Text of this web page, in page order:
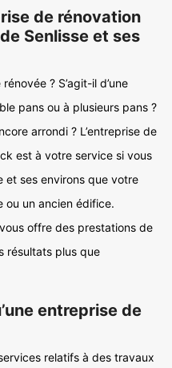
de rénovation
Senlisse et ses
? S’agit-il d’une
pans ou à plusieurs pans ?
arrondi ? L’entreprise de
est à votre service si vous
et ses environs que votre
ou un ancien édifice.
offre des prestations de
résultats plus que
entreprise de
relatifs à des travaux